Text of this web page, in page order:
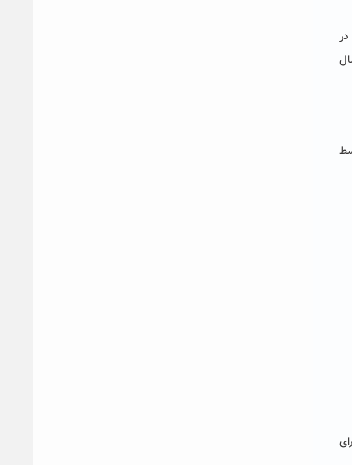
هشت هزار و ۴۳۶ دانشجو در
سال